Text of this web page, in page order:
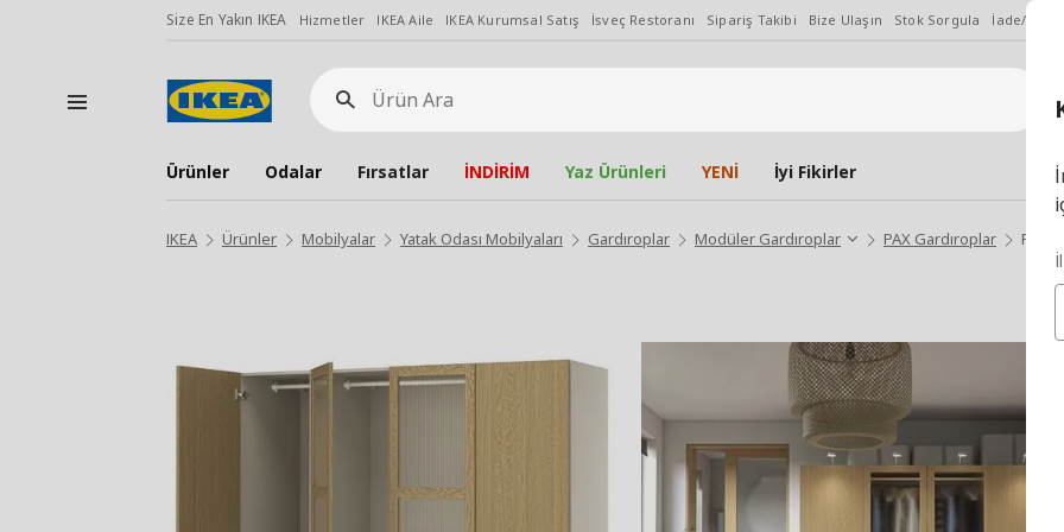
Size En Yakın IKEA Hizmetler IKEA Aile IKEA Kurumsal Satış İsveç Restoranı Sipariş Takibi Bize Ulaşın Stok Sorgula İade/
Ürün
Ara
Ürünler Odalar Fırsatlar İNDİRİM Yaz Ürünleri YENİ İyi Fikirler
IKEA Ürünler Mobilyalar Yatak Odası Mobilyaları Gardıroplar Modüler Gardıroplar PAX Gardıroplar PAX/